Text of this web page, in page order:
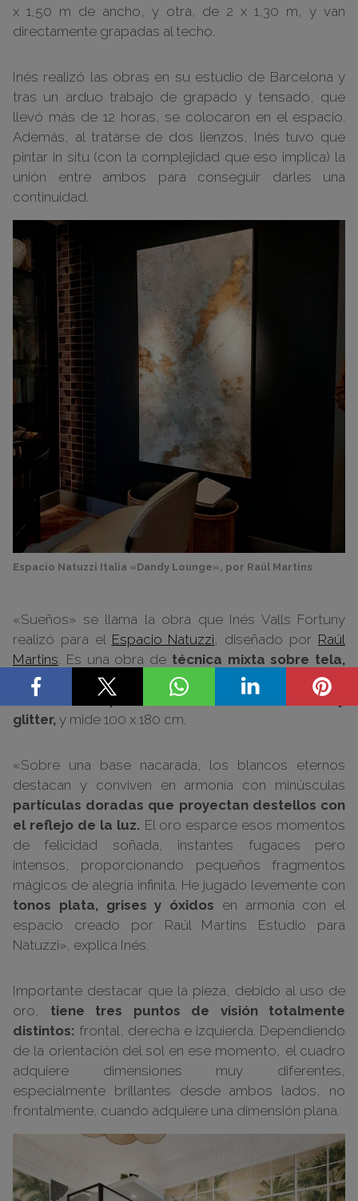
x 1,50 m de ancho, y otra, de 2 x 1,30 m, y van
directamente grapadas al techo.
Inés realizó las obras en su estudio de Barcelona y
tras un arduo trabajo de grapado y tensado, que
llevó más de 12 horas, se colocaron en el espacio.
Además, al tratarse de dos lienzos, Inés tuvo que
pintar in situ (con la complejidad que eso implica) la
unión entre ambos para conseguir darles una
continuidad.
Espacio Natuzzi Italia «Dandy Lounge», por Raúl Martins
«Sueños» se llama la obra que Inés Valls Fortuny
realizó para el Espacio Natuzzi , diseñado por Raúl
Martins . Es una obra de técnica mixta sobre tela,
hecha con
acrílicos, arcilla, pigmentos
metalizados, pan de oro, tinta china, óxido y
glitter, y mide 100 x 180 cm.
«Sobre una base nacarada, los blancos eternos
destacan y conviven en armonía con minúsculas
partículas doradas que proyectan destellos con
el reflejo de la luz. El oro esparce esos momentos
de felicidad soñada, instantes fugaces pero
intensos, proporcionando pequeños fragmentos
mágicos de alegría infinita. He jugado levemente con
tonos plata, grises y óxidos en armonía con el
espacio creado por Raúl Martins Estudio para
Natuzzi», explica Inés.
Importante destacar que la pieza, debido al uso de
oro, tiene tres puntos de visión totalmente
distintos: frontal, derecha e izquierda. Dependiendo
de la orientación del sol en ese momento, el cuadro
adquiere dimensiones muy diferentes,
especialmente brillantes desde ambos lados, no
frontalmente, cuando adquiere una dimensión plana.